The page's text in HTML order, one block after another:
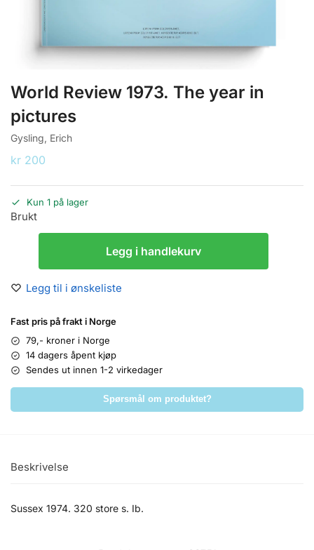
World Review 1973. The year in
pictures
Gysling, Erich
kr 200
Kun 1 på lager
Brukt
Legg i handlekurv
Legg til i ønskeliste
Fast pris på frakt i Norge
79,- kroner i Norge
14 dagers åpent kjøp
Sendes ut innen 1-2 virkedager
Spørsmål om produktet?
Beskrivelse
Sussex 1974. 320 store s. Ib.